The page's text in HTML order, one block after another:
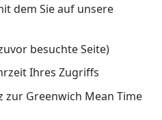
dem Sie auf unsere
besuchte Seite)
Ihres Zugriffs
zur Greenwich Mean Time